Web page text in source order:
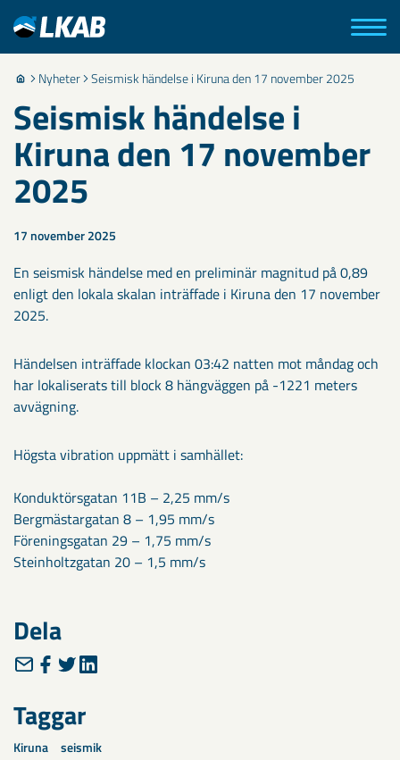
Nyheter Seismisk händelse i Kiruna den 17 november 2025
Seismisk händelse i
Kiruna den 17 november
2025
17 november 2025
En seismisk händelse med en preliminär magnitud på 0,89
enligt den lokala skalan inträffade i Kiruna den 17 november
2025.
Händelsen inträffade klockan 03:42 natten mot måndag och
har lokaliserats till block 8 hängväggen på -1221 meters
avvägning.
Högsta vibration uppmätt i samhället:
Konduktörsgatan 11B – 2,25 mm/s
Bergmästargatan 8 – 1,95 mm/s
Föreningsgatan 29 – 1,75 mm/s
Steinholtzgatan 20 – 1,5 mm/s
Dela
Taggar
Kiruna seismik